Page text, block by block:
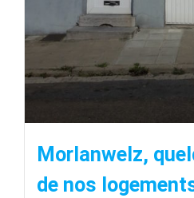
Morlanwelz,
de nos